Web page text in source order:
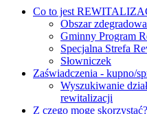
Co to jest
Obszar
Gminny Program
Specjalna Strefa
Słowniczek
Zaświadczenia - kupno/
Wyszukiwanie
rewitalizacji
Z czego mogę skorzystać?